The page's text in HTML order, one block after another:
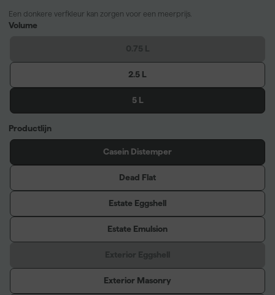
Een donkere verfkleur kan zorgen voor een meerprijs.
Volume
2.5 L
5 L
Productlijn
Casein Distemper
Dead Flat
Estate Eggshell
Estate Emulsion
Exterior Masonry